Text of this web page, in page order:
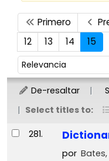
Ordenar
Primero
12
13 14 15
Ordenar por:
De-resaltar
Select titles to:
Resultados
281.
por Bates,